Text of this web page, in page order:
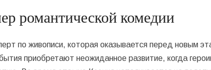
романтической комедии
по живописи, которая оказывается перед новым
приобретают неожиданное развитие, когда